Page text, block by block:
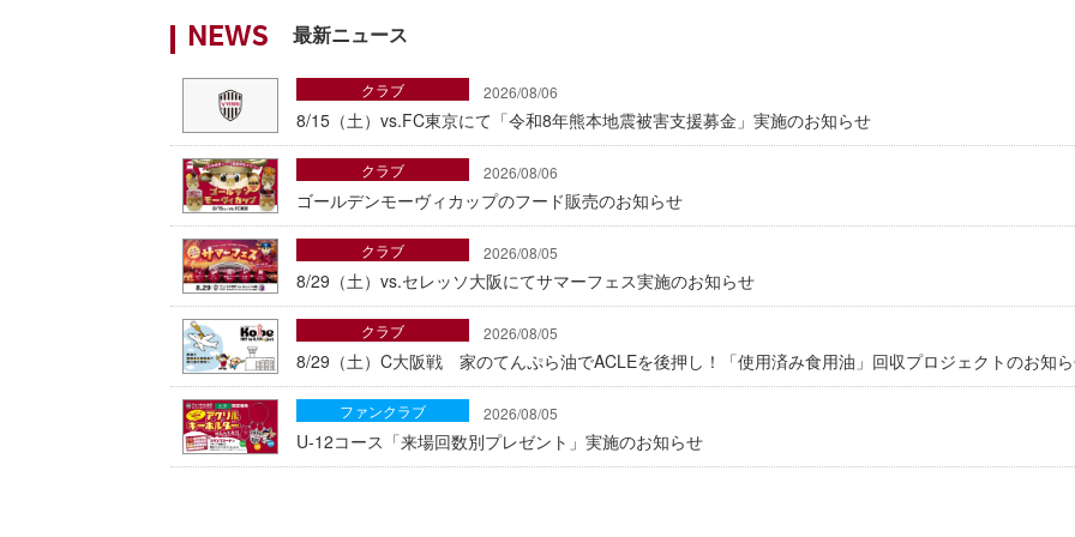
NEWS 最新ニュース
2026/08/06
8/15（土）vs.FC東京にて「令和8年熊本地震被害支援募金」実施のお知らせ
クラブ
2026/08/06
ゴールデンモーヴィカップのフード販売のお知らせ
クラブ
2026/08/05
8/29（土）vs.セレッソ大阪にてサマーフェス実施のお知らせ
クラブ
2026/08/05
8/29（土）C大阪戦 家のてんぷら油でACLEを後押し！「使用済み食用油」回収プロジェクトのお知
クラブ
2026/08/05
U-12コース「来場回数別プレゼント」実施のお知らせ
ファンクラブ